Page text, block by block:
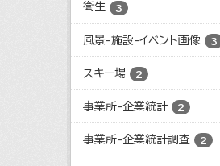
衛生 3
風景-施設-イベント画像 3
スキー場 2
事業所-企業統計 2
事業所-企業統計調査 2